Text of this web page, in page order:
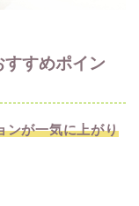
すめポイン
ンが一気に上がり